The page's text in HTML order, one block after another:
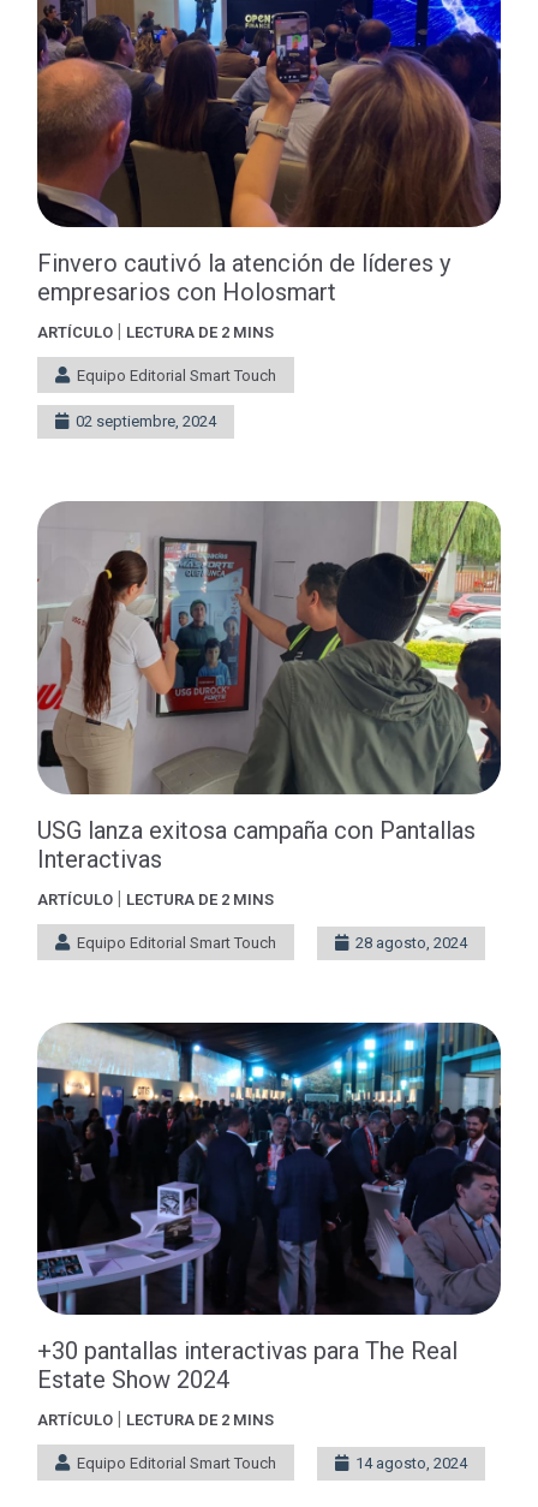
Finvero cautivó la atención de líderes y
empresarios con Holosmart
ARTÍCULO | LECTURA DE 2 MINS
Equipo Editorial Smart Touch
02 septiembre, 2024
USG lanza exitosa campaña con Pantallas
Interactivas
ARTÍCULO | LECTURA DE 2 MINS
Equipo Editorial Smart Touch 28 agosto, 2024
+30 pantallas interactivas para The Real
Estate Show 2024
ARTÍCULO | LECTURA DE 2 MINS
Equipo Editorial Smart Touch 14 agosto, 2024